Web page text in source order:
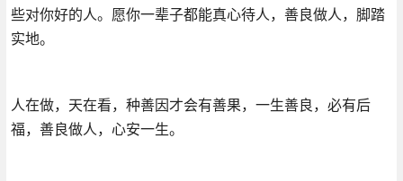
些对你好的人。愿你一辈子都能真心待人，善良做人，脚踏
实地。
人在做，天在看，种善因才会有善果，一生善良，必有后
福，善良做人，心安一生。